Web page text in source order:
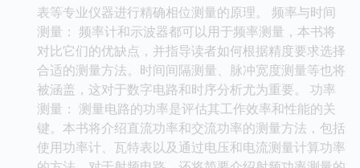
表等专业仪器进行精确相位测量的原理。 频率与时间
测量： 频率计和示波器都可以用于频率测量，本书将
对比它们的优缺点，并指导读者如何根据精度要求选择
合适的测量方法。时间间隔测量、脉冲宽度测量等也将
被涵盖，这对于数字电路和时序分析尤为重要。 功率
测量： 测量电路的功率是评估其工作效率和性能的关
键。本书将介绍直流功率和交流功率的测量方法，包括
使用功率计、瓦特表以及通过电压和电流测量计算功率